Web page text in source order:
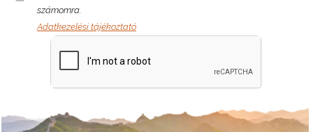
számomra.
Adatkezelési tájékoztató